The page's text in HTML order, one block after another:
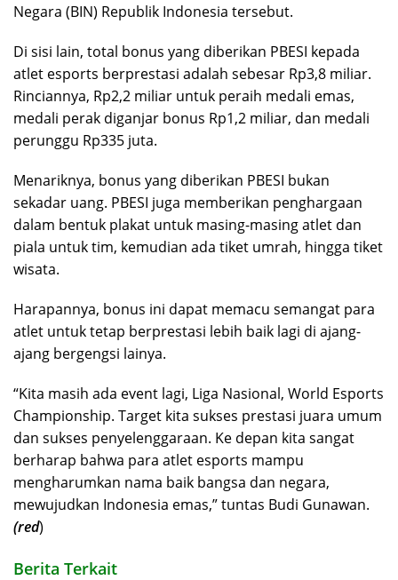
Negara (BIN) Republik Indonesia tersebut.
Di sisi lain, total bonus yang diberikan PBESI kepada
atlet esports berprestasi adalah sebesar Rp3,8 miliar.
Rinciannya, Rp2,2 miliar untuk peraih medali emas,
medali perak diganjar bonus Rp1,2 miliar, dan medali
perunggu Rp335 juta.
Menariknya, bonus yang diberikan PBESI bukan
sekadar uang. PBESI juga memberikan penghargaan
dalam bentuk plakat untuk masing-masing atlet dan
piala untuk tim, kemudian ada tiket umrah, hingga tiket
wisata.
Harapannya, bonus ini dapat memacu semangat para
atlet untuk tetap berprestasi lebih baik lagi di ajang-
ajang bergengsi lainya.
“Kita masih ada event lagi, Liga Nasional, World Esports
Championship. Target kita sukses prestasi juara umum
dan sukses penyelenggaraan. Ke depan kita sangat
berharap bahwa para atlet esports mampu
mengharumkan nama baik bangsa dan negara,
mewujudkan Indonesia emas,” tuntas Budi Gunawan.
(red)
Berita Terkait